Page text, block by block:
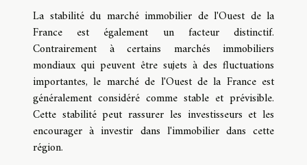
La stabilité du marché immobilier de l'Ouest de la
France est également un facteur distinctif.
Contrairement à certains marchés immobiliers
mondiaux qui peuvent être sujets à des fluctuations
importantes, le marché de l'Ouest de la France est
généralement considéré comme stable et prévisible.
Cette stabilité peut rassurer les investisseurs et les
encourager à investir dans l'immobilier dans cette
région.